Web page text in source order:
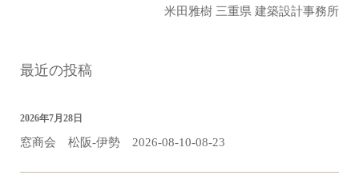
米田雅樹 三重県 建築設計事務所
最近の投稿
窓商会 松阪-伊勢 2026-08-10-08-23
2026年7月28日